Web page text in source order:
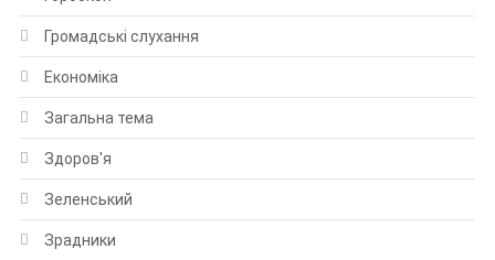
Громадські слухання
Економіка
Загальна тема
Здоров'я
Зеленський
Зрадники